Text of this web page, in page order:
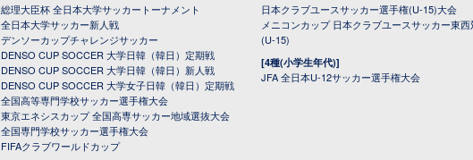
総理大臣杯 全日本大学サッカートーナメント
全日本大学サッカー新人戦
デンソーカップチャレンジサッカー
DENSO CUP SOCCER 大学日韓（韓日）定期戦
DENSO CUP SOCCER 大学日韓（韓日）新人戦
DENSO CUP SOCCER 大学女子日韓（韓日）定期戦
全国高等専門学校サッカー選手権大会
東京エネシスカップ 全国高専サッカー地域選抜大会
全国専門学校サッカー選手権大会
FIFAクラブワールドカップ
日本クラブユースサッカー選手権(U-15)大会
メニコンカップ 日本クラブユースサッカー東
(U-15)
[4種(小学生年代)]
JFA 全日本U-12サッカー選手権大会